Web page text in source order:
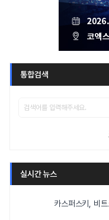
통합검색
실시간 뉴스
카스퍼스키, 비